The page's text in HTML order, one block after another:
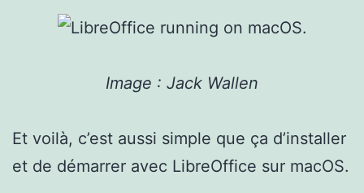
Image : Jack Wallen
Et voilà, c’est aussi simple que ça d’installer
et de démarrer avec LibreOffice sur macOS.